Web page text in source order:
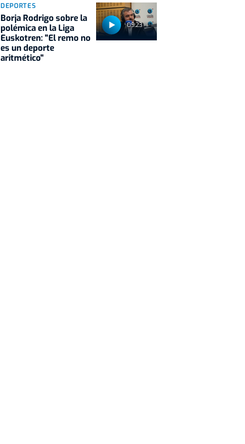
09:23
DEPORTES
Borja Rodrigo sobre la
polémica en la Liga
Euskotren: "El remo no
es un deporte
aritmético"